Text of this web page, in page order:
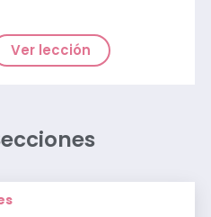
Ver lección